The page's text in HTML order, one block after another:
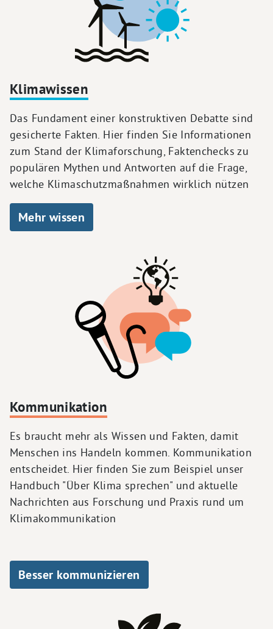
Klimawissen
Das Fundament einer konstruktiven Debatte sind
gesicherte Fakten. Hier finden Sie Informationen
zum Stand der Klimaforschung, Faktenchecks zu
populären Mythen und Antworten auf die Frage,
welche Klimaschutzmaßnahmen wirklich nützen
Mehr wissen
Kommunikation
Es braucht mehr als Wissen und Fakten, damit
Menschen ins Handeln kommen. Kommunikation
entscheidet. Hier finden Sie zum Beispiel unser
Handbuch "Über Klima sprechen" und aktuelle
Nachrichten aus Forschung und Praxis rund um
Klimakommunikation
Besser kommunizieren